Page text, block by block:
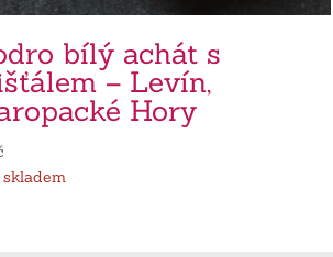
bílý achát s
– Levín,
Hory